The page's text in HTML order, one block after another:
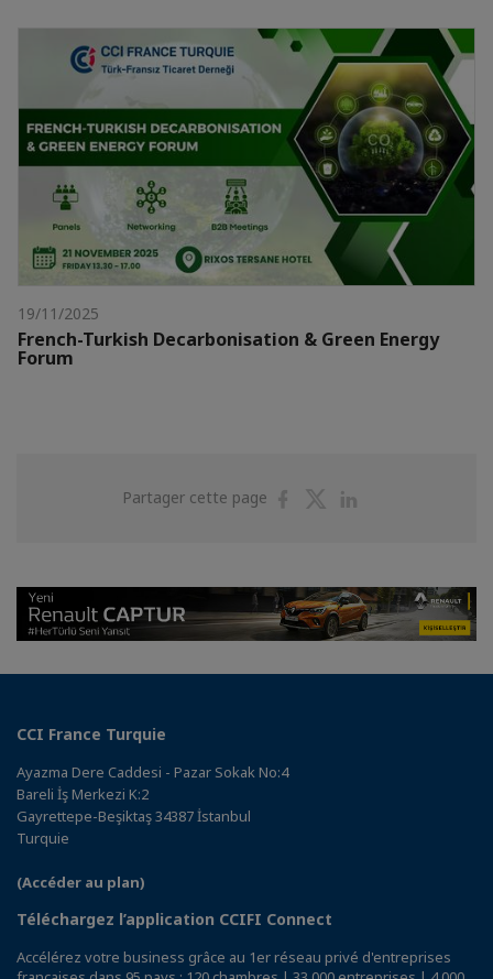
19/11/2025
French-Turkish Decarbonisation & Green Energy
Forum
Partager cette page
PartagerPartager
CCI France Turquie
Ayazma Dere Caddesi - Pazar Sokak No:4
Bareli İş Merkezi K:2
Gayrettepe-Beşiktaş 34387 İstanbul
Turquie
(Accéder au plan)
Téléchargez l’application CCIFI Connect
Accélérez votre business grâce au 1er réseau privé d'entreprises